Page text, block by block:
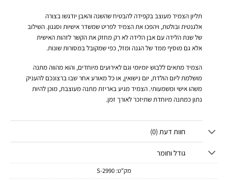
תליון הצמיד מעוצב בקפידה להבטיח שהשנה והאבן יודגשו בצורה
אלגנטית ובולטת, ויהפכו את הצמיד לפריט שמשדר אישיות וסגנון. השילוב
של שנת הלידה עם אבן הלידה לא רק מחזק את הקשר לזהות האישית
אלא גם מוסיף ממד של הגנה ומזל, כפי שמקובל במסורות שונות.
הצמיד מתאים ללבוש יומיומי וגם לאירועים מיוחדים, והוא מהווה מתנה
מושלמת ליום הולדת, יום נישואין, או כל מאורע אחר שבו ברצונכם להעניק
משהו אישי ומשמעותי. הצמיד מגיע באריזת מתנה מעוצבת, מוכן להיות
נתון כמתנה מיוחדת שתיזכר לאורך זמן.
חוות דעת (0)
גודל וחומר
מק"ט: 2990-S